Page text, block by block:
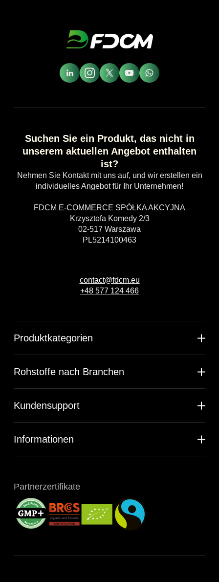
Suchen Sie ein Produkt, das nicht in
unserem aktuellen Angebot enthalten
ist?
Nehmen Sie Kontakt mit uns auf, und wir erstellen ein
individuelles Angebot für Ihr Unternehmen!
FDCM E-COMMERCE SPÓŁKA AKCYJNA
Krzysztofa Komedy 2/3
02-517 Warszawa
PL5214100463
contact@fdcm.eu
+48 577 124 466
Produktkategorien
Rohstoffe nach Branchen
Kundensupport
Informationen
Partnerzertifikate